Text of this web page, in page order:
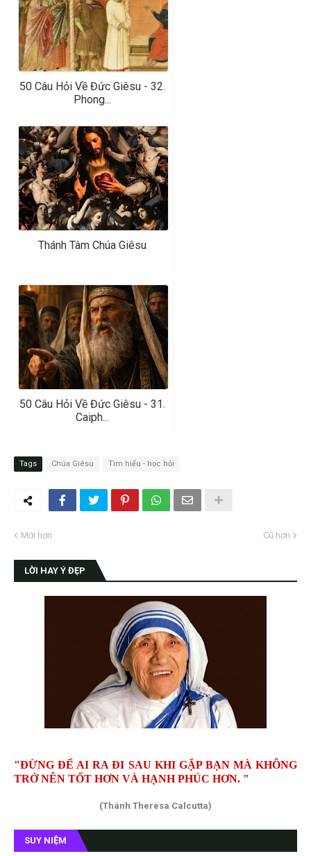
50 Câu Hỏi Về Đức Giêsu - 32.
Phong...
Thánh Tâm Chúa Giêsu
50 Câu Hỏi Về Đức Giêsu - 31.
Caiph...
Tags Chúa Giêsu Tìm hiểu - học hỏi
Mới hơn Cũ hơn
LỜI HAY Ý ĐẸP
"ĐỪNG ĐỂ AI RA ĐI SAU KHI GẶP BẠN MÀ KHÔNG
TRỞ NÊN TỐT HƠN VÀ HẠNH PHÚC HƠN. "
(Thánh Theresa Calcutta)
SUY NIỆM